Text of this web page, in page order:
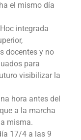
el mismo día
integrada
docentes y no
para
visibilizar la
hora antes del
a la marcha
misma.
17/4 a las 9